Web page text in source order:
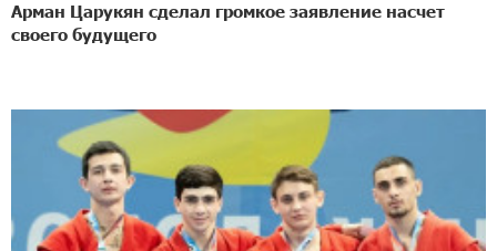
Арман Царукян сделал громкое заявление насчет
своего будущего